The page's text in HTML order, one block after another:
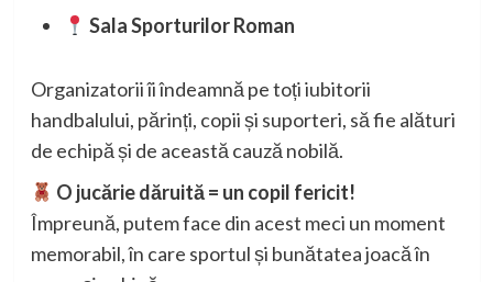
Sala Sporturilor Roman
Organizatorii îi îndeamnă pe toți iubitorii
handbalului, părinți, copii și suporteri, să fie alături
de echipă și de această cauză nobilă.
O jucărie dăruită = un copil fericit!
Împreună, putem face din acest meci un moment
memorabil, în care sportul și bunătatea joacă în